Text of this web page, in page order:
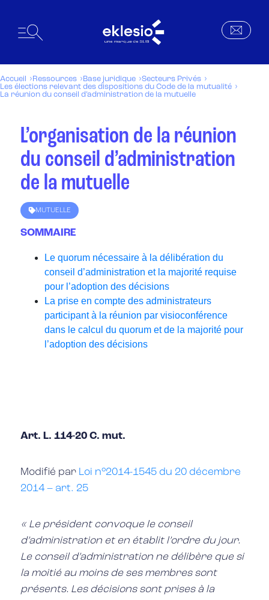
Accueil Ressources Base juridique
Secteurs Privés
Les élections relevant des dispositions du Code de la mutualité
La réunion du conseil d’administration de la mutuelle
L’organisation de la réunion
du conseil d’administration
de la mutuelle
MUTUELLE
SOMMAIRE
Le quorum nécessaire à la délibération du
conseil d’administration et la majorité requise
pour l’adoption des décisions
La prise en compte des administrateurs
participant à la réunion par visioconférence
dans le calcul du quorum et de la majorité pour
l’adoption des décisions
Art. L. 114-20 C. mut.
Modifié par Loi n°2014-1545 du 20 décembre
2014 – art. 25
« Le président convoque le conseil
d’administration et en établit l’ordre du jour.
Le conseil d’administration ne délibère que si
la moitié au moins de ses membres sont
présents. Les décisions sont prises à la